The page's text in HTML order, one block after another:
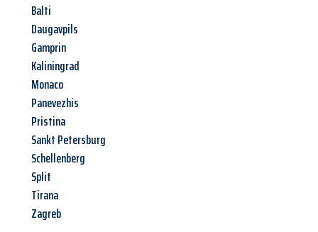
Balti
Daugavpils
Gamprin
Kaliningrad
Monaco
Panevezhis
Pristina
Sankt Petersburg
Schellenberg
Split
Tirana
Zagreb